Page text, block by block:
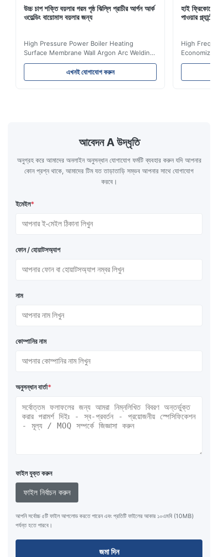
উচ্চ চাপ শক্তি বয়লার গরম পৃষ্ঠ ঝিল্লি প্রাচীর আর্গন আর্ক
ওয়েল্ডিং বায়োমাস বয়লার জন্য
High Pressure Power Boiler Heating
Surface Membrane Wall Argon Arc Welding
For Biomass Boiler Product Introduction
Water wall panels with pins usually laid
vertically on the inner wall of the furnace
the basic component of boiler water
circulation loop.Because of both cooling
এখনই যোগাযোগ করুন
হাই
পাওয়ার
High
Product
industrial
আবেদন A উদ্ধৃতি
অনুগ্রহ করে আমাদের অনলাইন অনুসন্ধান যোগাযোগ ফর্মটি ব্যবহার করুন যদি আপনার
কোন প্রশ্ন থাকে, আমাদের টিম যত তাড়াতাড়ি সম্ভব আপনার সাথে যোগাযোগ
করবে।
ইমেইল*
ফোন / হোয়াটসঅ্যাপ
নাম
কোম্পানির নাম
অনুসন্ধান বার্তা*
ফাইল যুক্ত করুন
ফাইল নির্বাচন করুন
আপনি সর্বোচ্চ ৫টি ফাইল আপলোড করতে পারেন এবং প্রতিটি ফাইলের আকার ১০এমবি (10MB)
পর্যন্ত হতে পারবে।
জমা দিন